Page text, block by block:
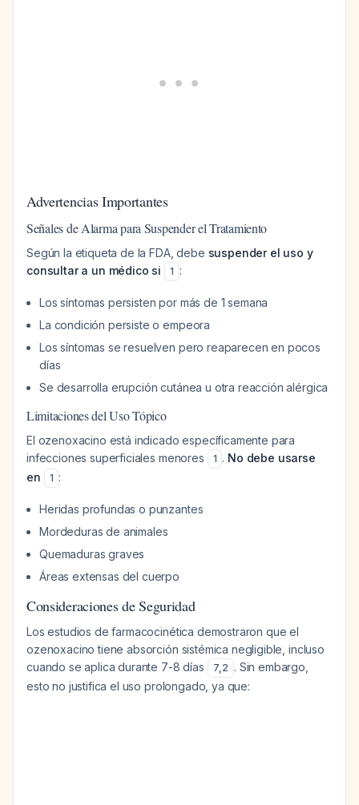
Advertencias Importantes
Señales de Alarma para Suspender el Tratamiento
Según la etiqueta de la FDA, debe suspender el uso y
consultar a un médico si
1 :
Los síntomas persisten por más de 1 semana
La condición persiste o empeora
Los síntomas se resuelven pero reaparecen en pocos
días
Se desarrolla erupción cutánea u otra reacción alérgica
Limitaciones del Uso Tópico
El ozenoxacino está indicado específicamente para
infecciones superficiales menores
1 . No debe usarse
en
1 :
Heridas profundas o punzantes
Mordeduras de animales
Quemaduras graves
Áreas extensas del cuerpo
Consideraciones de Seguridad
Los estudios de farmacocinética demostraron que el
ozenoxacino tiene absorción sistémica negligible, incluso
cuando se aplica durante 7-8 días
7,2 . Sin embargo,
esto no justifica el uso prolongado, ya que: